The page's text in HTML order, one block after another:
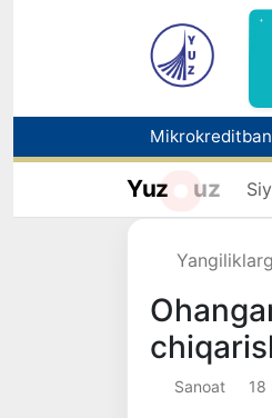
Polshadagi
Yuz uz
Sanoat 18